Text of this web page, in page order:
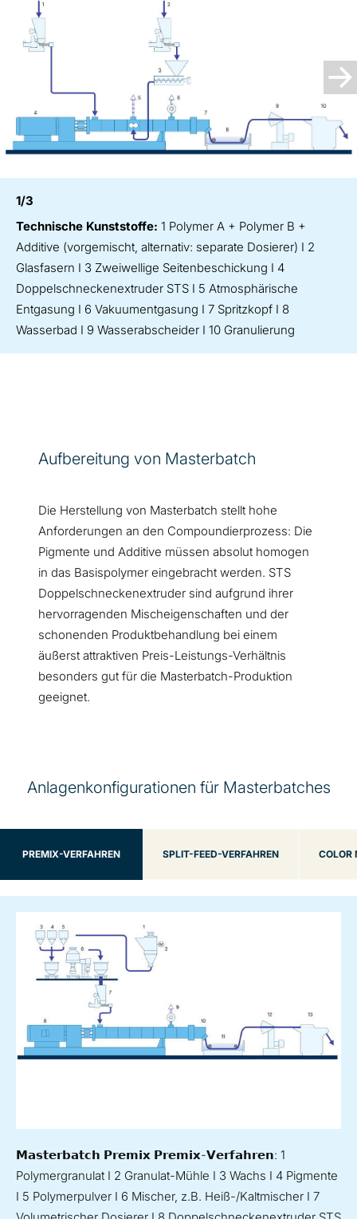
1/3
Technische Kunststoffe: 1 Polymer A + Polymer B +
Additive (vorgemischt, alternativ: separate Dosierer) I 2
Glasfasern I 3 Zweiwellige Seitenbeschickung I 4
Doppelschneckenextruder STS I 5 Atmosphärische
Entgasung I 6 Vakuumentgasung I 7 Spritzkopf I 8
Wasserbad I 9 Wasserabscheider I 10 Granulierung
Aufbereitung von Masterbatch
Die Herstellung von Masterbatch stellt hohe
Anforderungen an den Compoundierprozess: Die
Pigmente und Additive müssen absolut homogen
in das Basispolymer eingebracht werden. STS
Doppelschneckenextruder sind aufgrund ihrer
hervorragenden Mischeigenschaften und der
schonenden Produktbehandlung bei einem
äußerst attraktiven Preis-Leistungs-Verhältnis
besonders gut für die Masterbatch-Produktion
geeignet.
Anlagenkonfigurationen für Masterbatches
PREMIX-VERFAHREN SPLIT-FEED-VERFAHREN COLOR
𝗠𝗮𝘀𝘁𝗲𝗿𝗯𝗮𝘁𝗰𝗵 𝗣𝗿𝗲𝗺𝗶𝘅 𝗣𝗿𝗲𝗺𝗶𝘅-𝗩𝗲𝗿𝗳𝗮𝗵𝗿𝗲𝗻: 1
Polymergranulat I 2 Granulat-Mühle I 3 Wachs I 4 Pigmente
I 5 Polymerpulver I 6 Mischer, z.B. Heiß-/Kaltmischer I 7